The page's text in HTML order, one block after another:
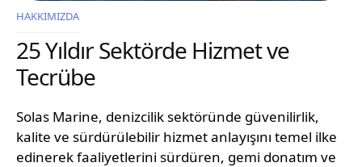
HAKKIMIZDA
25 Yıldır Sektörde Hizmet ve
Tecrübe
Solas Marine, denizcilik sektöründe güvenilirlik,
kalite ve sürdürülebilir hizmet anlayışını temel ilke
edinerek faaliyetlerini sürdüren, gemi donatım ve